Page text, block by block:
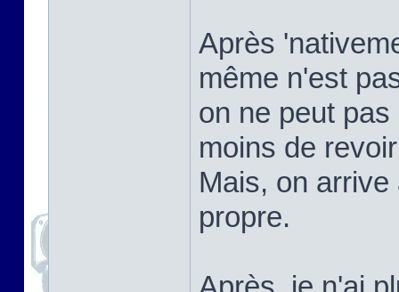
Après
même n'est
on ne peut
moins de
Mais, on
propre.